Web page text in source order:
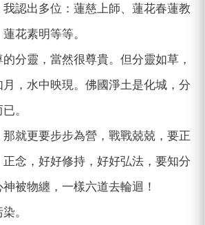
認出多位：蓮慈上師、蓮花春蓮教
花素明等等。
分靈，當然很尊貴。但分靈如草，
，水中映現。佛國淨土是化城，分
。
就更要步步為營，戰戰兢兢，要正
念，好好修持，好好弘法，要知分
被物纏，一樣六道去輪迴！
。